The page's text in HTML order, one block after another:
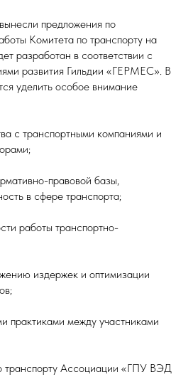
предложения по
Комитета по транспорту на
разработан в соответствии с
развития Гильдии «ГЕРМЕС». В
уделить особое внимание
с транспортными компаниями и
правовой базы,
в сфере транспорта;
работы транспортно-
издержек и оптимизации
практиками между участниками
транспорту Ассоциации «ГПУ ВЭД